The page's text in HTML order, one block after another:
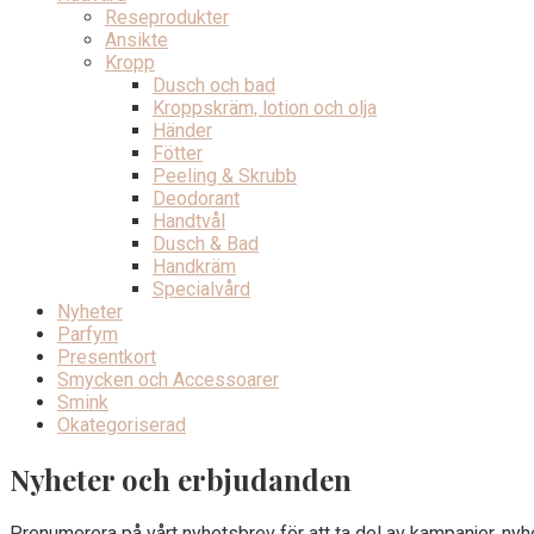
Reseprodukter
Ansikte
Kropp
Dusch och bad
Kroppskräm, lotion och olja
Händer
Fötter
Peeling & Skrubb
Deodorant
Handtvål
Dusch & Bad
Handkräm
Specialvård
Nyheter
Parfym
Presentkort
Smycken och Accessoarer
Smink
Okategoriserad
Nyheter och erbjudanden